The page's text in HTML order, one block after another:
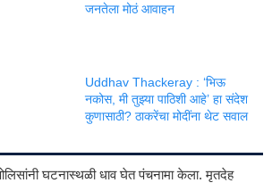
जनतेला मोठं आवाहन
Uddhav Thackeray : ‘भिऊ
नकोस, मी तुझ्या पाठिशी आहे’ हा संदेश
कुणासाठी? ठाकरेंचा मोदींना थेट सवाल
घटनास्थळी धाव घेत पंचनामा केला. मृतदेह